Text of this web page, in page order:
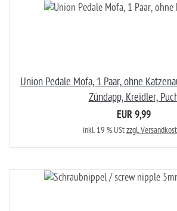
Union Pedale Mofa, 1 Paar, ohne
Zündapp, Kreidler,
EUR 9,99
inkl. 19 % UStzzgl.